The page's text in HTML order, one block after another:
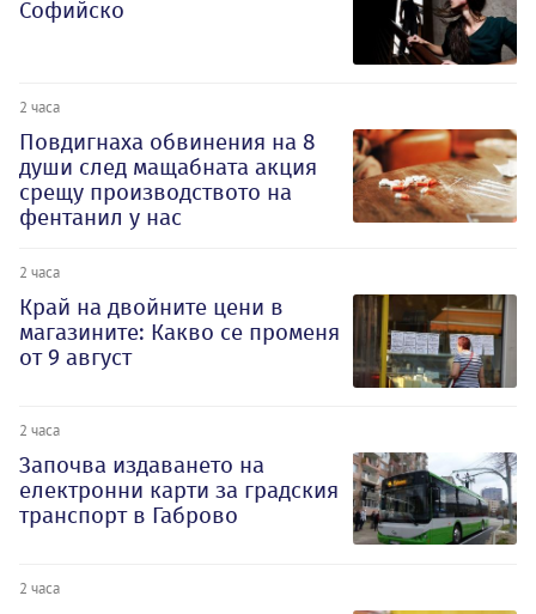
Софийско
2 часа
Повдигнаха обвинения на 8
души след мащабната акция
срещу производството на
фентанил у нас
2 часа
Край на двойните цени в
магазините: Какво се променя
от 9 август
2 часа
Започва издаването на
електронни карти за градския
транспорт в Габрово
2 часа